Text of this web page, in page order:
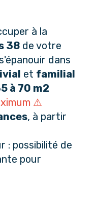
à la
38 de votre
dans
et familial
à 70 m2
⚠
, à partir
: possibilité de
pour